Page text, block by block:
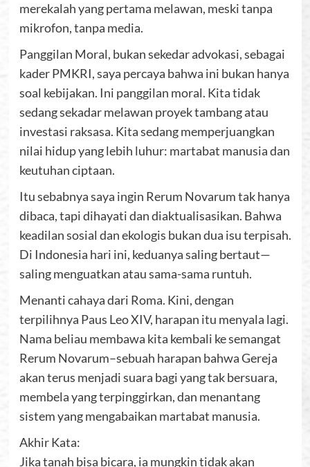
merekalah yang pertama melawan, meski tanpa
mikrofon, tanpa media.
Panggilan Moral, bukan sekedar advokasi, sebagai
kader PMKRI, saya percaya bahwa ini bukan hanya
soal kebijakan. Ini panggilan moral. Kita tidak
sedang sekadar melawan proyek tambang atau
investasi raksasa. Kita sedang memperjuangkan
nilai hidup yang lebih luhur: martabat manusia dan
keutuhan ciptaan.
Itu sebabnya saya ingin Rerum Novarum tak hanya
dibaca, tapi dihayati dan diaktualisasikan. Bahwa
keadilan sosial dan ekologis bukan dua isu terpisah.
Di Indonesia hari ini, keduanya saling bertaut—
saling menguatkan atau sama-sama runtuh.
Menanti cahaya dari Roma. Kini, dengan
terpilihnya Paus Leo XIV, harapan itu menyala lagi.
Nama beliau membawa kita kembali ke semangat
Rerum Novarum–sebuah harapan bahwa Gereja
akan terus menjadi suara bagi yang tak bersuara,
membela yang terpinggirkan, dan menantang
sistem yang mengabaikan martabat manusia.
Akhir Kata:
Jika tanah bisa bicara, ia mungkin tidak akan